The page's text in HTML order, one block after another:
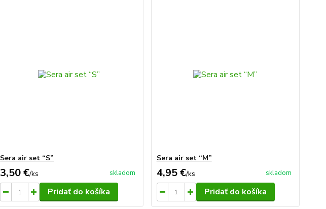
Sera air set “S”
3,50 €/ks skladom
Pridať do košíka
Sera air set “M”
4,95 €/ks skladom
Pridať do košíka